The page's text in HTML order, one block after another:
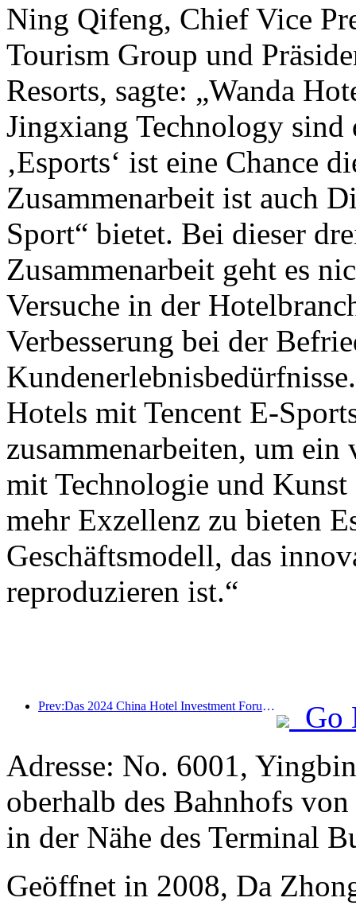
Ning Qifeng, Chief Vice
Tourism Group und
Resorts, sagte: „Wanda
Jingxiang Technology sind
‚Esports‘ ist eine Chance
Zusammenarbeit ist auch
Sport“ bietet. Bei dieser
Zusammenarbeit geht es
Versuche in der
Verbesserung bei der
Hotels mit Tencent E-
zusammenarbeiten, um
mit Technologie und Kunst
mehr Exzellenz zu bieten
Geschäftsmodell, das
reproduzieren ist.“
Prev:Das 2024 China Hotel Investment Forum wurde erfolgreich in Peking abgehalten
Go
Adresse: No. 6001,
oberhalb des Bahnhofs
in der Nähe des Terminal
Geöffnet in 2008, Da